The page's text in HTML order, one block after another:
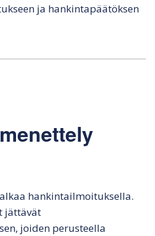
ja hankintapäätöksen
hankintailmoituksella.
jättävät
joiden perusteella